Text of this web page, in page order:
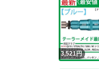
3,521円